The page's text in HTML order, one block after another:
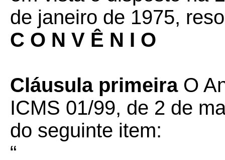
de janeiro de 1975,
C O N V Ê N I O
Cláusula primeiraO
ICMS 01/99, de 2 de
do seguinte item:
“